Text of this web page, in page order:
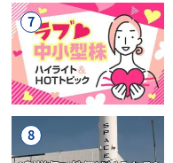
7
8